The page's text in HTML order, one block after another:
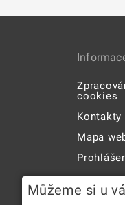
cookies
Kontakty
Mapa
Můžeme si u